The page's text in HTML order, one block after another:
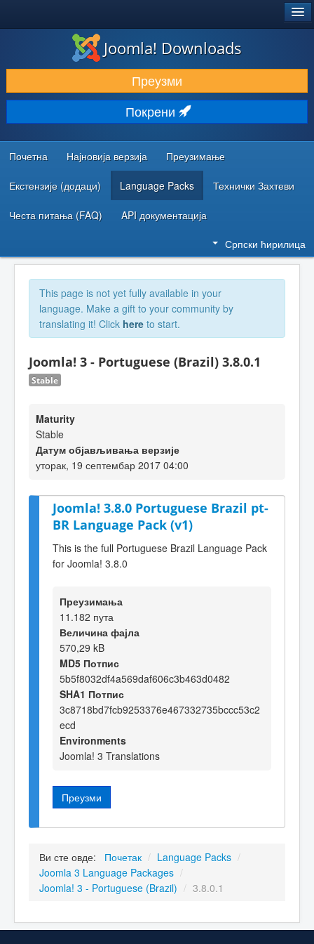
ПРЕУЗИМАЊЕ И ПРОШИРЕЊА (ЕКСТЕНЗИЈЕ)
ОТКРИЈТЕ И НАУЧИТЕ
ЗАЈЕДНИЦА И ПОДРШКА
РЕСУРСИ ЗА РАЗВОЈ
Joomla! Downloads
Преузми
Покрени
Почетна Најновија верзија Преузимање
Екстензије (додаци) Language Packs Технички Захтеви
Честа питања (FAQ) API документација
Српски ћирилица
This page is not yet fully available in your
language. Make a gift to your community by
translating it! Click here to start.
Joomla! 3 - Portuguese (Brazil) 3.8.0.1
Stable
Maturity
Stable
Датум објављивања верзије
уторак, 19 септембар 2017 04:00
Joomla! 3.8.0 Portuguese Brazil pt-
BR Language Pack (v1)
This is the full Portuguese Brazil Language Pack
for Joomla! 3.8.0
Преузимања
11.182 пута
Величина фајла
570,29 kB
MD5 Потпис
5b5f8032df4a569daf606c3b463d0482
SHA1 Потпис
3c8718bd7fcb9253376e467332735bccc53c2
ecd
Environments
Joomla! 3 Translations
Преузми
Ви сте овде: Почетак / Language Packs /
Joomla 3 Language Packages /
Joomla! 3 - Portuguese (Brazil) / 3.8.0.1